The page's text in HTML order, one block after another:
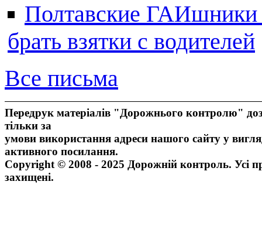
Полтавские ГАИшники
брать взятки с водителей
Все письма
Передрук матеріалів "Дорожнього контролю"
тільки за
умови використання адреси нашого сайту у
активного посилання.
Copyright © 2008 - 2025 Дорожній контроль. Усі
захищені.